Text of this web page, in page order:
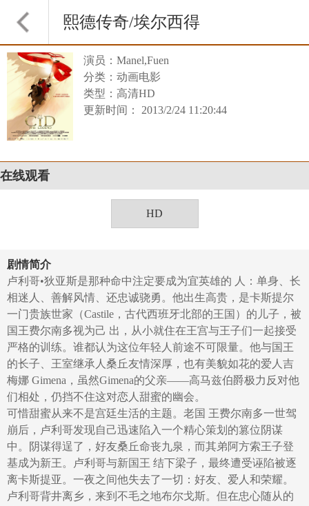
熙德传奇/埃尔西得
传说演员：Manel,Fuen
分类：动画电影
类型：高清HD
更新时间： 2013/2/24 11:20:44
在线观看
HD
剧情简介
卢利哥•狄亚斯是那种命中注定要成为宜英雄的 人：单身、长
相迷人、善解风情、还忠诚骁勇。他出生高贵，是卡斯提尔
一门贵族世家（Castile，古代西班牙北部的王国）的儿子，被
国王费尔南多视为己 出，从小就住在王宫与王子们一起接受
严格的训练。谁都认为这位年轻人前途不可限量。他与国王
的长子、王室继承人桑丘友情深厚，也有美貌如花的爱人吉
梅娜 Gimena，虽然Gimena的父亲——高马兹伯爵极力反对他
们相处，仍挡不住这对恋人甜蜜的幽会。
可惜甜蜜从来不是宫廷生活的主题。老国 王费尔南多一世驾
崩后，卢利哥发现自己迅速陷入一个精心策划的篡位阴谋
中。阴谋得逞了，好友桑丘命丧九泉，而其弟阿方索王子登
基成为新王。卢利哥与新国王 结下梁子，最终遭受诬陷被逐
离卡斯提亚。一夜之间他失去了一切：好友、爱人和荣耀。
卢利哥背井离乡，来到不毛之地布尔戈斯。但在忠心随从的